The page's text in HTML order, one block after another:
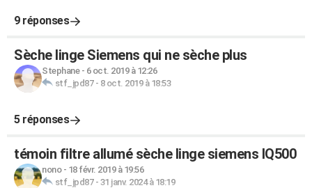
9 réponses
Sèche linge Siemens qui ne sèche plus
Stephane- 6 oct. 2019 à 12:26
stf_jpd87- 8 oct. 2019 à 18:53
5 réponses
témoin filtre allumé sèche linge siemens IQ500
nono- 18 févr. 2019 à 19:56
stf_jpd87- 31 janv. 2024 à 18:19